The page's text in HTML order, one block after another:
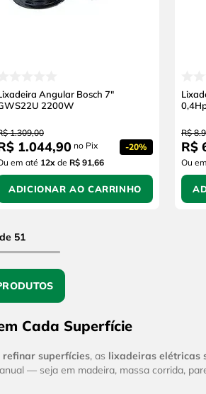
Angular Bosch 7"
2200W
1.309,00
1.044,90 no Pix -20%
em até 12x de R$ 91,66
ADICIONAR AO CARRINHO
R$ 8.
R$
Ou
51
Cada Superfície
superfícies, as lixadeiras elétricas
— seja em madeira, massa corrida,